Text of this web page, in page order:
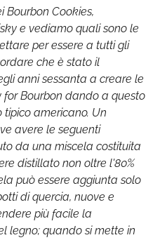
Bourbon Cookies,
e vediamo quali sono le
per essere a tutti gli
che è stato il
anni sessanta a creare le
Bourbon dando a questo
americano. Un
avere le seguenti
da una miscela costituita
distillato non oltre l'80%
può essere aggiunta solo
di quercia, nuove e
più facile la
legno; quando si mette in